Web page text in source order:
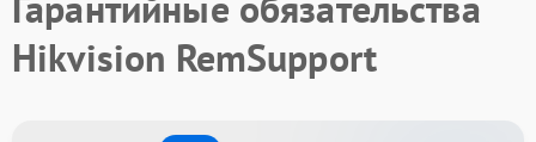
Hikvision RemSupport